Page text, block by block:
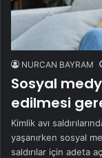
NURCAN BAYRAM
Sosyal
edilmesi
Kimlik avı
yaşanırken sosyal
saldırılar için adeta